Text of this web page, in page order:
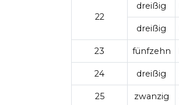
22
dreißig
dreißig
23 fünfzehn
24 dreißig
25 zwanzig